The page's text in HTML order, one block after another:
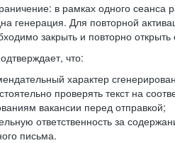
в рамках одного сеанса
генерация. Для повторной
закрыть и повторно открыть
что:
характер
проверять текст на
вакансии перед отправкой;
ответственность за
письма.